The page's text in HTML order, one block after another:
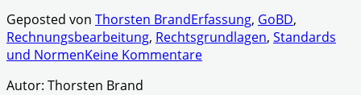
Geposted von Thorsten BrandErfassung, GoBD,
Rechnungsbearbeitung, Rechtsgrundlagen, Standards
und NormenKeine Kommentare
Autor: Thorsten Brand